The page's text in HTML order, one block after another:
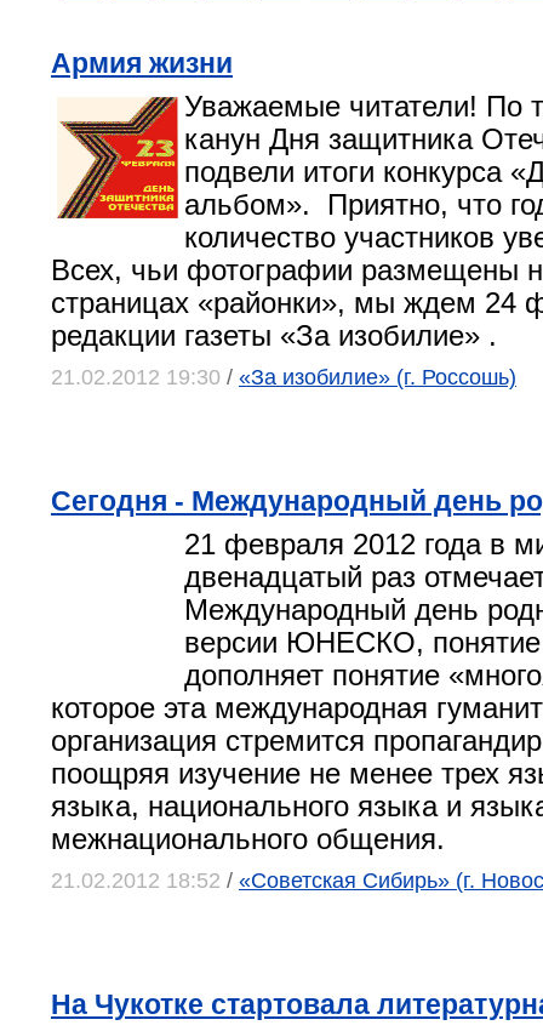
Армия жизни
Уважаемые читатели! По
канун Дня защитника
подвели итоги конкурса
альбом». Приятно, что
количество участников
Всех, чьи фотографии размещены
страницах «районки», мы ждем 24
редакции газеты «За изобилие» .
21.02.2012 19:30 / «За изобилие» (г. Россошь)
Сегодня - Международный день
21 февраля 2012 года в
двенадцатый раз
Международный день
версии ЮНЕСКО, понятие
дополняет понятие
которое эта международная
организация стремится
поощряя изучение не менее трех
языка, национального языка и
межнационального общения.
21.02.2012 18:52 / «Советская Сибирь» (г.
На Чукотке стартовала